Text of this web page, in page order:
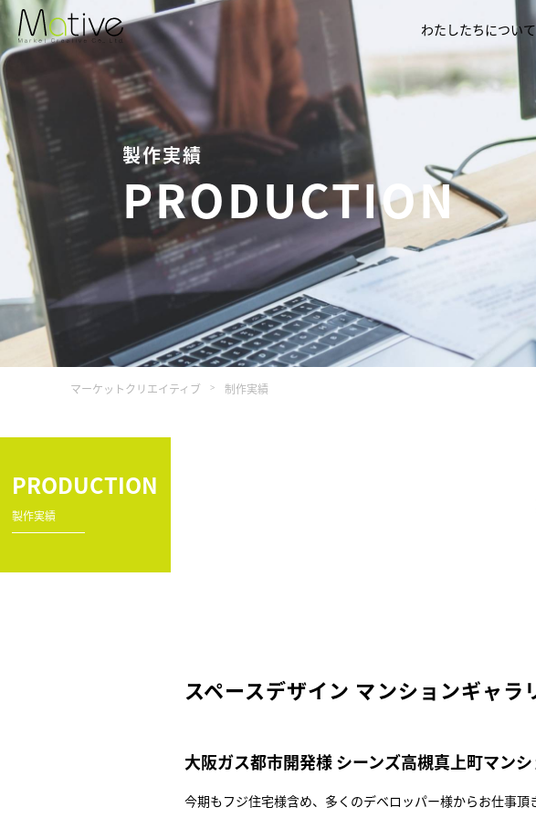
わたしたちについて
製作実績
PRODUCTION
マーケットクリエイティブ 制作実績
PRODUCTION
製作実績
スペースデザイン マンションギャラ
大阪ガス都市開発様 シーンズ高槻真上町マン
今期もフジ住宅様含め、多くのデベロッパー様からお仕事